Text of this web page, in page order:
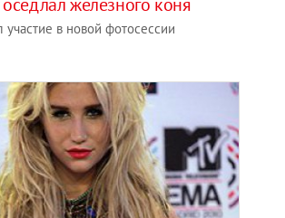
железного коня
участие в новой фотосессии